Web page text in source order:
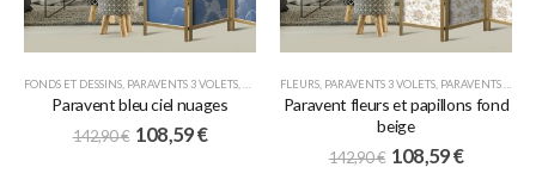
FONDS ET DESSINS, PARAVENTS 3 VOLETS,PARAVENTS JAPONAIS
Paravent bleu ciel nuages
142,90€ 108,59€
FLEURS, PARAVENTS 3 VOLETS, PARAVENTS JAPONAIS
Paravent fleurs et papillons fond
beige
142,90€ 108,59€